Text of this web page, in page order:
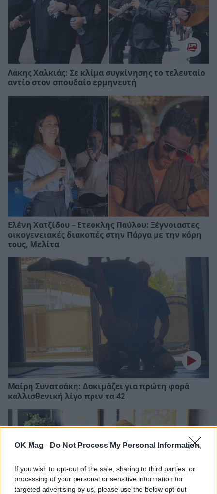
OK Mag - Do Not Process My Personal Information
If you wish to opt-out of the sale, sharing to third parties, or
processing of your personal or sensitive information for
targeted advertising by us, please use the below opt-out
Λάκης Χαλκιάς: Σε κλίμα συγκίνησης το τελευταίο
αντίο στον σπουδαίο ερμηνευτή
Ελένη Χατζίδου – Ετεοκλής Παύλου: Ξέγνοιαστες
οικογενειακές διακοπές στην Πάργα με την κόρη
τους, Μελίτα
Μαίρη Συνατσάκη: Δοκιμάζει για πρώτη φορά
καλλισθενική λίγο πριν τα 42